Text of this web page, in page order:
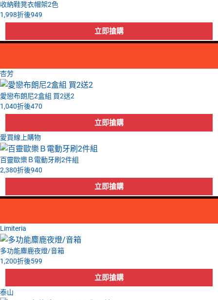
收納鞋凳衣帽架2色
1,998折後949
杏芳
愛戀布朗尼2盒組 買2送2
1,040折後470
愛買線上購物
百靈歐樂Ｂ電動牙刷2件組
2,380折後940
Limiteria
多功能麋鹿夜燈/音箱
1,200折後599
泰山